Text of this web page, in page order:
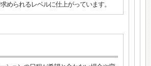
められるレベルに仕上がっています。